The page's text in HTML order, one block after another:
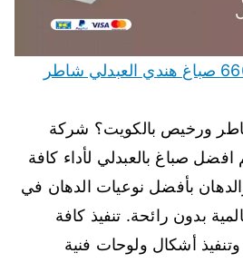
صباغ العبدلي 66616884 صباغ هندي العبدلي شاطر
ورخيص بالكويت؟ شركة
صباغ بالعبدلي لأداء كافة
بأفضل نوعيات الدهان في
بدون رائحة. تنفيذ كافة
وتنفيذ أشكال ولوحات فنية